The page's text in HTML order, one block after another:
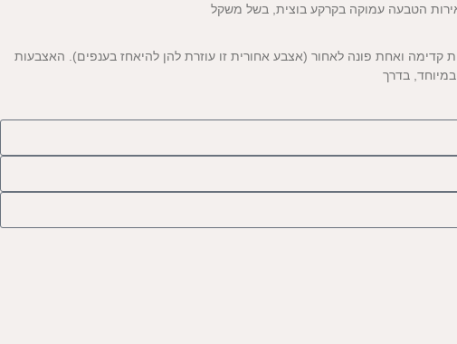
הטבעה עמוקה בקרקע בוצית, בשל משקל
קדימה ואחת פונה לאחור (אצבע אחורית זו עוזרת להן להיאחז בענפים). האצבעות
בדרך